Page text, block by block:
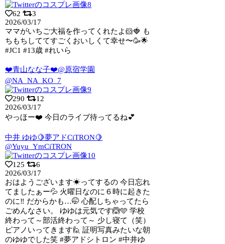
62
3
2026/03/17
ママがいちご大福を作ってくれたよ🐹🍓 も
ちもちしててすごくおいしくて幸せ〜🥳🌟
#JC1 #13歳 #れいら
❤️青山なな子❤️@原宿学園
@NA_NA_KO_7
290
12
2026/03/17
やっほー❤️ 今日のライブ待ってるね💕︎
中井 ゆゆ🍋夢アドCiTRON🍋
@Yuyu_YmCiTRON
125
6
2026/03/17
おはようございます☀ってするの 今日忘れ
てましたぁー💦 火曜日なのに６時に起きた
のに‼️ だからかも…🤭 心配しちゃってたら
ごめんなさい。 ゆゆは元気です🙆🩵 学校
終わって～部活終わって～ 少し寝て（笑）
ピアノいってきます🙋 証明写真みたいな朝
のゆゆでした笑 #夢アドシトロン #中井ゆ